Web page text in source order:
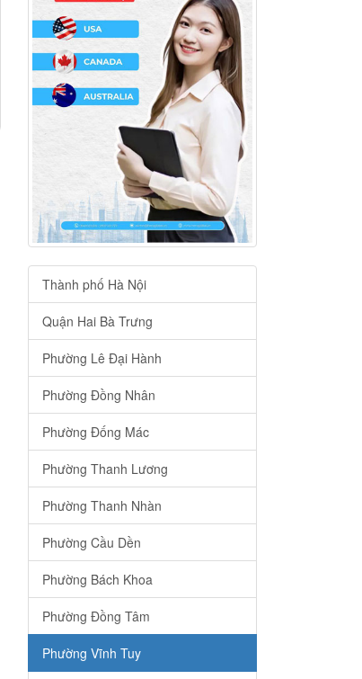
Thành phố Hà Nội
Quận Hai Bà Trưng
Phường Lê Đại Hành
Phường Đồng Nhân
Phường Đống Mác
Phường Thanh Lương
Phường Thanh Nhàn
Phường Cầu Dền
Phường Bách Khoa
Phường Đồng Tâm
Phường Vĩnh Tuy